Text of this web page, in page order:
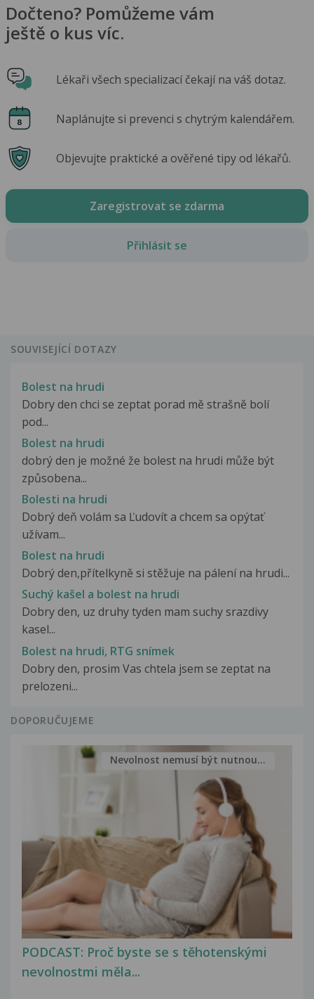
Dočteno? Pomůžeme vám
ještě o kus víc.
Lékaři všech specializací čekají na váš dotaz.
Naplánujte si prevenci s chytrým kalendářem.
Objevujte praktické a ověřené tipy od lékařů.
Zaregistrovat se zdarma
Přihlásit se
SOUVISEJÍCÍ DOTAZY
Bolest na hrudi
Dobry den chci se zeptat porad mě strašně bolí
pod...
Bolest na hrudi
dobrý den je možné že bolest na hrudi může být
způsobena...
Bolesti na hrudi
Dobrý deň volám sa Ľudovít a chcem sa opýtať
užívam...
Bolest na hrudi
Dobrý den,přítelkyně si stěžuje na pálení na hrudi...
Suchý kašel a bolest na hrudi
Dobry den, uz druhy tyden mam suchy srazdivy
kasel...
Bolest na hrudi, RTG snímek
Dobry den, prosim Vas chtela jsem se zeptat na
prelozeni...
DOPORUČUJEME
PODCAST: Proč byste se s těhotenskými
nevolnostmi měla...
Nevolnost nemusí být nutnou...